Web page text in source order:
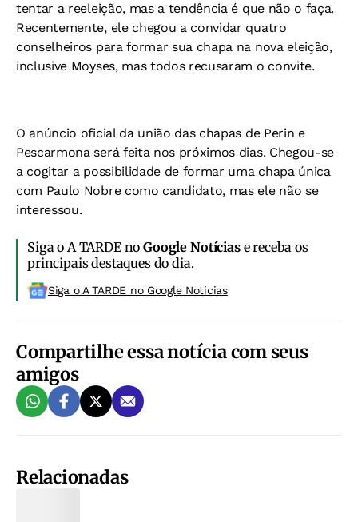
tentar a reeleição, mas a tendência é que não o faça.
Recentemente, ele chegou a convidar quatro
conselheiros para formar sua chapa na nova eleição,
inclusive Moyses, mas todos recusaram o convite.
O anúncio oficial da união das chapas de Perin e
Pescarmona será feita nos próximos dias. Chegou-se
a cogitar a possibilidade de formar uma chapa única
com Paulo Nobre como candidato, mas ele não se
interessou.
Siga o A TARDE noGoogle Notíciase receba os
principais destaques do dia.
Siga o A TARDE no Google Noticias
Compartilhe essa notícia com seus
amigos
Relacionadas